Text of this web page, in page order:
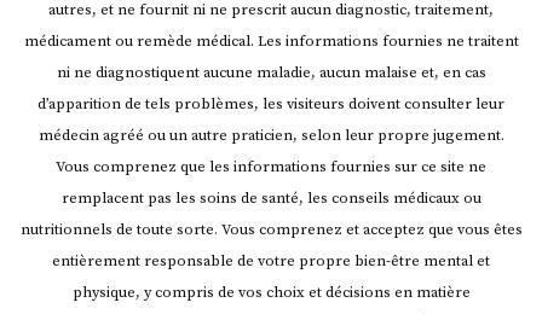
autres, et ne fournit ni ne prescrit aucun diagnostic, traitement,
médicament ou remède médical. Les informations fournies ne traitent
ni ne diagnostiquent aucune maladie, aucun malaise et, en cas
d’apparition de tels problèmes, les visiteurs doivent consulter leur
médecin agréé ou un autre praticien, selon leur propre jugement.
Vous comprenez que les informations fournies sur ce site ne
remplacent pas les soins de santé, les conseils médicaux ou
nutritionnels de toute sorte. Vous comprenez et acceptez que vous êtes
entièrement responsable de votre propre bien-être mental et
physique, y compris de vos choix et décisions en matière